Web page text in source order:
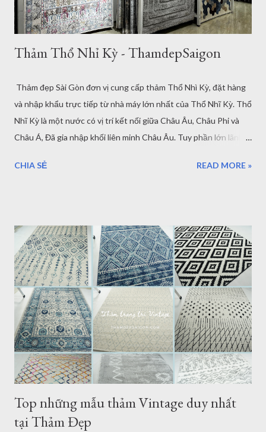
Thảm Thổ Nhỉ Kỳ - ThamdepSaigon
Thảm đẹp Sài Gòn đơn vị cung cấp thảm Thổ Nhì Kỳ, đặt hàng
và nhập khẩu trực tiếp từ nhà máy lớn nhất của Thổ Nhĩ Kỳ. Thổ
Nhĩ Kỳ là một nước có vị trí kết nối giữa Châu Âu, Châu Phi và
Châu Á, Đã gia nhập khối liên minh Châu Âu. Tuy phần lớn lãnh
hùng mạnh, lãnh thổ đế chế Ottoman, đế quốc Ottoman hùng
trình kiến trúc vĩ đại của thế giới hiện đại mà chúng ta có thể
thấy khi tới đất nước này. Ảnh chụp tại Showroom Thảm Đẹp
Sài Gòn Thổ Nhĩ Kỳ là một quốc gia liên lục địa Á-Âu với 97%
diện tích lãnh thổ là châu Á và 3% là châu Âu. Quốc gia này có
diện tích: 783.356 km2 và 84,34 triệu dân (2020). Thủ đô là
Ankara, đơn vị tiền tệ là đồng Lira (TRY) Một mẫu thảm Thổ Nhĩ
Kỳ - 1.6x2.3m Nếu bạn tìm hiểu về đất nước Thổ Nhĩ Kỳ từ v...
CHIA SẺ READ MORE »
Top những mẫu thảm Vintage duy nhất
tại Thảm Đẹp